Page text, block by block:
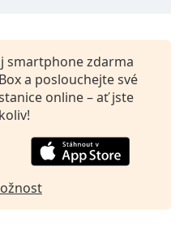
smartphone zdarma
a poslouchejte své
online – ať jste